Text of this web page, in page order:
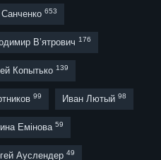
653
В’ятрович 176
Копытько 139
99 Иван Лютый 98
Емінова 59
Ауслендер 49